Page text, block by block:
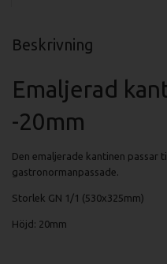
Beskrivning
Emaljerad
-20mm
Den emaljerade kantinen passar
gastronormanpassade.
Storlek GN 1/1 (530x325mm)
Höjd: 20mm